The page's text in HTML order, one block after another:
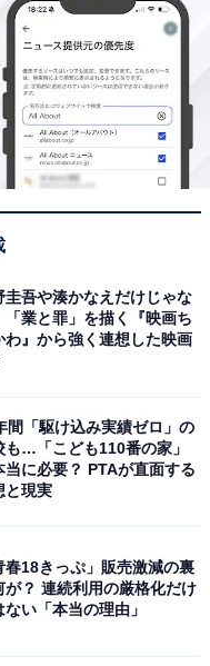
）（画像出典：
でも突っ張りにくい
イシャツのボタンを
された深さのVネッ
790円）
圭吾や湊かなえだけじゃな
「業と罪」を描く『映画ち
わ』から強く連想した映画
間「駆け込み実績ゼロ」の
も…「こども110番の家」
当に必要？ PTAが直面する
と現実
春18きっぷ」販売激減の裏
が？ 連続利用の厳格化だけ
ない「本当の理由」